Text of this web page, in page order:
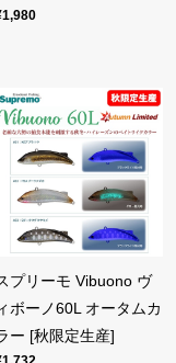
プリーモ Vibuono ヴ
ボーノ60L オータムカ
ー [秋限定生産]